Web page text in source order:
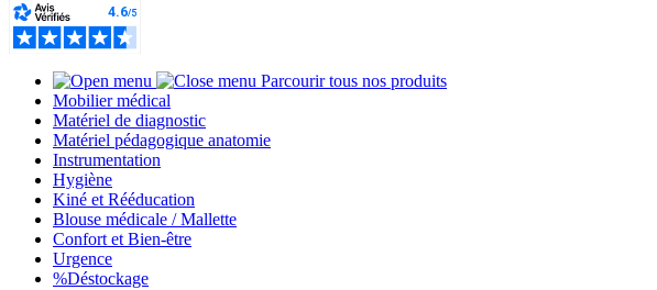
Parcourir tous nos produits
Mobilier médical
Matériel de diagnostic
Matériel pédagogique anatomie
Instrumentation
Hygiène
Kiné et Rééducation
Blouse médicale / Mallette
Confort et Bien-être
Urgence
%Déstockage